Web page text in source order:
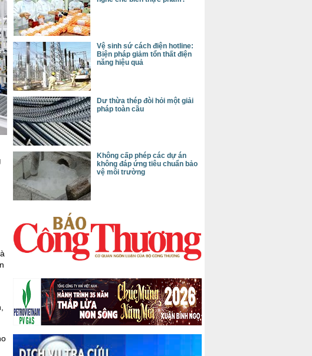
Vệ sinh sứ cách điện hotline:
Biện pháp giảm tổn thất điện
năng hiệu quả
Dư thừa thép đòi hỏi một giải
pháp toàn cầu
Không cấp phép các dự án
không đáp ứng tiêu chuẩn bảo
vệ môi trường